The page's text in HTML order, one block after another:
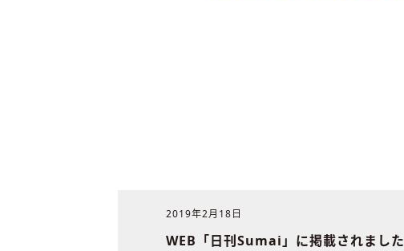
2019年2月18日
WEB「日刊Sumai」に掲載されました